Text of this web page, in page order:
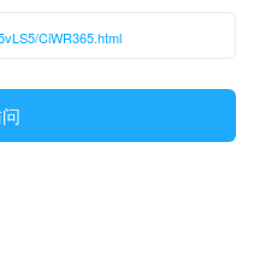
CiWR365.html